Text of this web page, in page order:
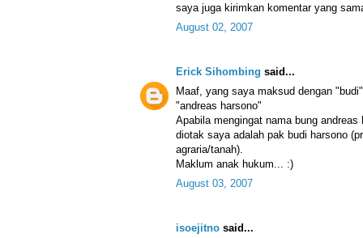
saya juga kirimkan komentar yang
August 02, 2007
Erick Sihombing said...
Maaf, yang saya maksud dengan
"andreas harsono"
Apabila mengingat nama bung
diotak saya adalah pak budi harsono
agraria/tanah).
Maklum anak hukum... :)
August 03, 2007
isoejitno said...